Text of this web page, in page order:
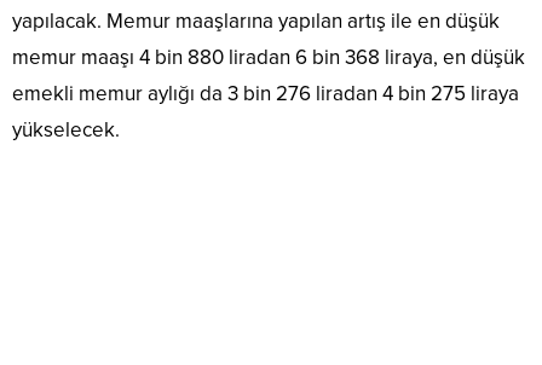
yapılacak. Memur maaşlarına yapılan artış ile en düşük
memur maaşı 4 bin 880 liradan 6 bin 368 liraya, en düşük
emekli memur aylığı da 3 bin 276 liradan 4 bin 275 liraya
yükselecek.